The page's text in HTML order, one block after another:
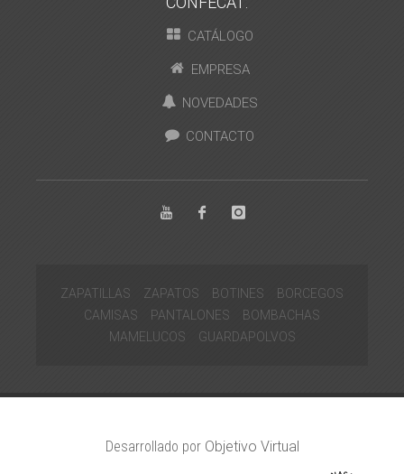
CATÁLOGO
EMPRESA
NOVEDADES
CONTACTO
ZAPATILLAS ZAPATOS BOTINES
BORCEGOS
CAMISAS
PANTALONES
BOMBACHAS
MAMELUCOS
GUARDAPOLVOS
Desarrollado por Objetivo Virtual